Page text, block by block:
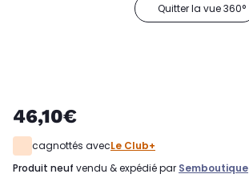
Quitter la vue 360°
46,10€
cagnottés avecLe Club+
produit neuf vendu & expédié par Semboutique